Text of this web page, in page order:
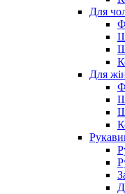
Для
Для